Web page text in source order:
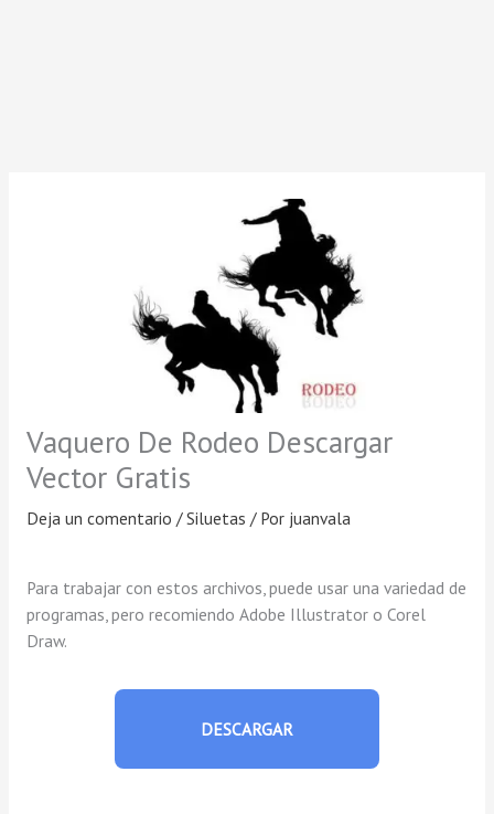
Vaquero De Rodeo Descargar
Vector Gratis
Deja un comentario /Siluetas / Por juanvala
Para trabajar con estos archivos, puede usar una variedad de
programas, pero recomiendo Adobe Illustrator o Corel
Draw.
DESCARGAR